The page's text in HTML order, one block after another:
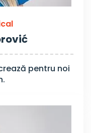
pentru noi